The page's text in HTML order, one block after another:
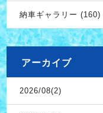
納車ギャラリー (160)
アーカイブ
2026/08(2)